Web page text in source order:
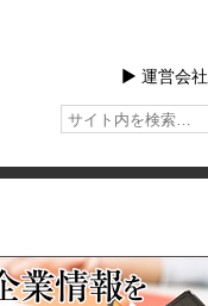
▶︎ 運営会社